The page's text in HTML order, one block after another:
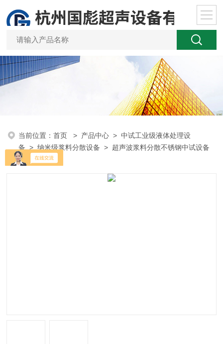
当前位置：首页 > 产品中心 >中试工业级液体处理设
备 >纳米级浆料分散设备 > 超声波浆料分散不锈钢中试设备